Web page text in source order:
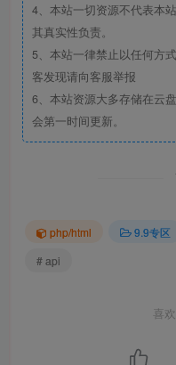
4、本站一切资源不代表本
其真实性负责。
5、本站一律禁止以任何方
客发现请向客服举报
6、本站资源大多存储在云
会第一时间更新。
php/html 9.9专区
# api
喜